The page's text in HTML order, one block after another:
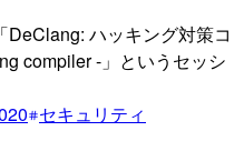
ハッキング対策コ
compiler -」というセッシ
セキュリティ